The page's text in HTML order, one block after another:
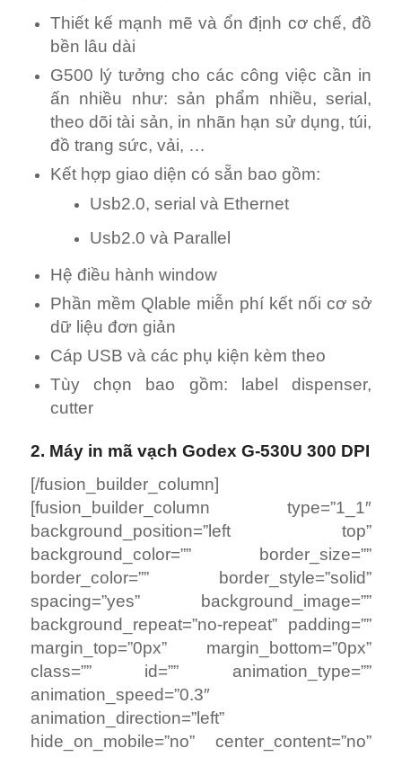
Thiết kế mạnh mẽ và ổn định cơ chế, đồ
bền lâu dài
G500 lý tưởng cho các công việc cần in
ấn nhiều như: sản phẩm nhiều, serial,
theo dõi tài sản, in nhãn hạn sử dụng, túi,
đồ trang sức, vải, …
Kết hợp giao diện có sẵn bao gồm:
Usb2.0, serial và Ethernet
Usb2.0 và Parallel
Hệ điều hành window
Phần mềm Qlable miễn phí kết nối cơ sở
dữ liệu đơn giản
Cáp USB và các phụ kiện kèm theo
Tùy chọn bao gồm: label dispenser,
cutter
2. Máy in mã vạch Godex G-530U 300 DPI
[/fusion_builder_column]
[fusion_builder_column type=”1_1″
background_position=”left top”
background_color=”” border_size=””
border_color=”” border_style=”solid”
spacing=”yes” background_image=””
background_repeat=”no-repeat” padding=””
margin_top=”0px” margin_bottom=”0px”
class=”” id=”” animation_type=””
animation_speed=”0.3″
animation_direction=”left”
hide_on_mobile=”no” center_content=”no”